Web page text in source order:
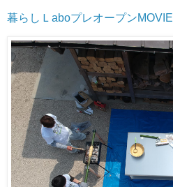
暮らしＬaboプレオープンMOVIE